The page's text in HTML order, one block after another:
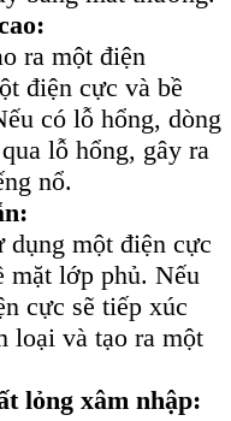
ra một điện
điện cực và bề
có lỗ hổng, dòng
lỗ hổng, gây ra
nổ.
dụng một điện cực
mặt lớp phủ. Nếu
cực sẽ tiếp xúc
loại và tạo ra một
lỏng xâm nhập: